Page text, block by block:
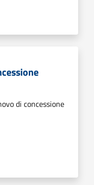
di concessione